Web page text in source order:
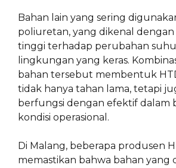
Bahan lain yang sering
poliuretan, yang dikenal dengan
tinggi terhadap perubahan
lingkungan yang keras.
bahan tersebut membentuk
tidak hanya tahan lama, tetapi
berfungsi dengan efektif dalam
kondisi operasional.
Di Malang, beberapa produsen
memastikan bahwa bahan yang